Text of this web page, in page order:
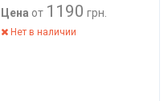
Цена от 1190 грн.
Нет в наличии